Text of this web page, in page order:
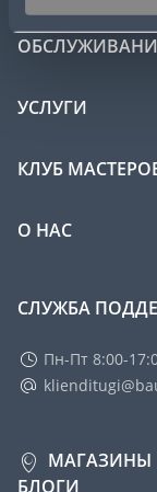
УСЛУГИ
КЛУБ
О НАС
СЛУЖБА
Пн-Пт 8:00-
МАГАЗИНЫ
БЛОГИ